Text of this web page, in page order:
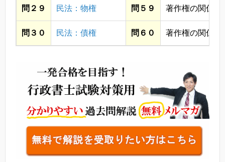
問２９ 民法：物権 問５９ 著作権の関係上
問３０ 民法：債権 問６０ 著作権の関係上